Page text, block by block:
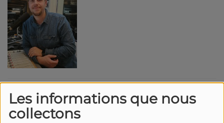
Les informations que nous
collectons
Emmanuel Bidaux